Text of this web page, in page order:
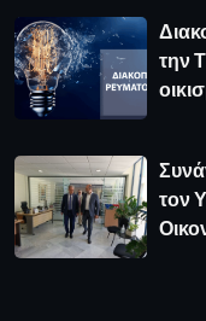
την
τον